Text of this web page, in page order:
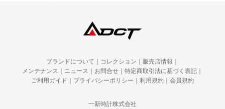
ブランドについて ｜ コレクション ｜ 販売店情報 ｜
メンテナンス ｜ ニュース ｜ お問合せ ｜ 特定商取引法に基づく表記 ｜
ご利用ガイド ｜ プライバシーポリシー ｜ 利用規約 ｜ 会員規約
一新時計株式会社